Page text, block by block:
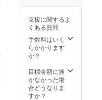
SONY
レン
ズ：
SEL122
4G,SEL
2470Z,
00GM
（別途
旅費、
交通費
支援に関するよ
くある質問
手数料はいく
らかかります
か？
目標金額に届
かなかった場
合どうなりま
すか？